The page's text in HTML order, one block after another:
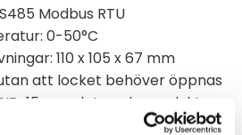
Modbus RTU
0-50°C
110 x 105 x 67 mm
att locket behöver öppnas
15, se relaterade produkter.